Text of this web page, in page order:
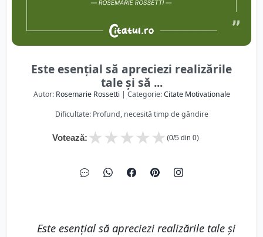
Este esențial să apreciezi realizările
tale și să ...
Autor: Rosemarie Rossetti| Categorie:Citate Motivationale
Dificultate: Profund, necesită timp de gândire
Votează: ★
★
★
★
★ (0/5 din 0)
Este esențial să apreciezi realizările tale și